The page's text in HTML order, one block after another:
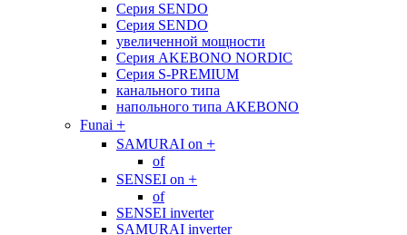
Cерия SENDO
Cерия SENDO
увеличенной мощности
Cерия AKEBONO NORDIC
Cерия S-PREMIUM
канального типа
напольного типа AKEBONO
Funai +
SAMURAI on +
of
SENSEI on +
of
SENSEI inverter
SAMURAI inverter